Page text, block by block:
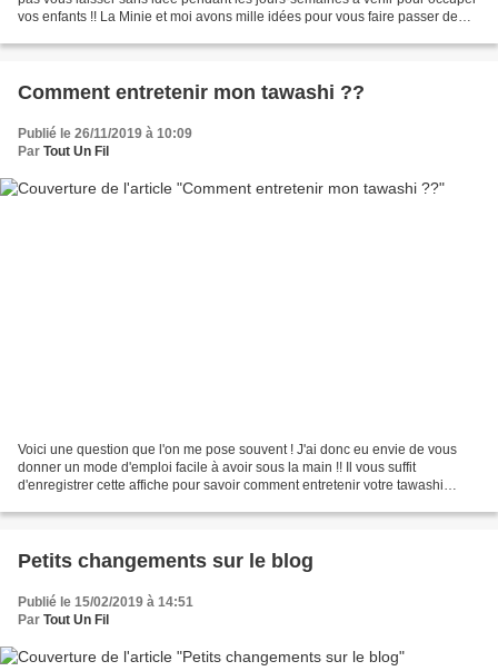
vos enfants !! La Minie et moi avons mille idées pour vous faire passer de
Comment entretenir mon tawashi ??
Publié le 26/11/2019 à 10:09
Par Tout Un Fil
Voici une question que l'on me pose souvent ! J'ai donc eu envie de vous
donner un mode d'emploi facile à avoir sous la main !! Il vous suffit
d'enregistrer cette affiche pour savoir comment entretenir votre tawashi
Petits changements sur le blog
Publié le 15/02/2019 à 14:51
Par Tout Un Fil